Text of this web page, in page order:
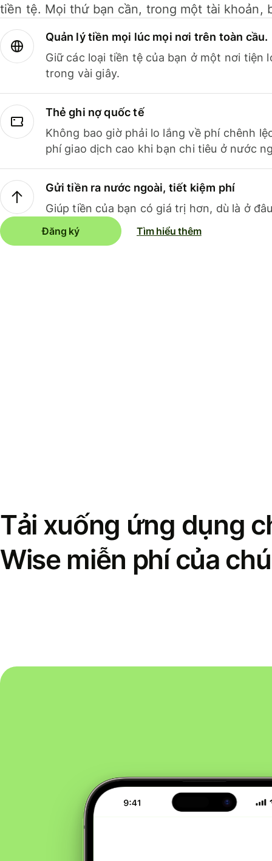
tiền tệ. Mọi thứ bạn cần, trong một tài khoản,
Quản lý tiền mọi lúc mọi nơi trên toàn cầu.
Giữ các loại tiền tệ của bạn ở một nơi tiện
trong vài giây.
Thẻ ghi nợ quốc tế
Không bao giờ phải lo lắng về phí chênh
phí giao dịch cao khi bạn chi tiêu ở nước
Gửi tiền ra nước ngoài, tiết kiệm phí
Giúp tiền của bạn có giá trị hơn, dù là ở
Đăng ký Tìm hiểu thêm
Tải xuống ứng dụng
Wise miễn phí của